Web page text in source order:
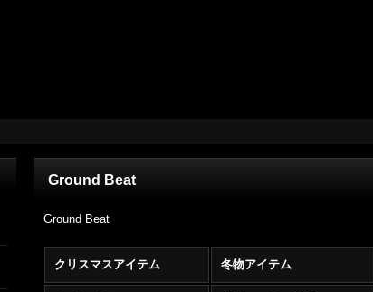
Ground Beat
Ground Beat
クリスマスアイテム 冬物アイテム